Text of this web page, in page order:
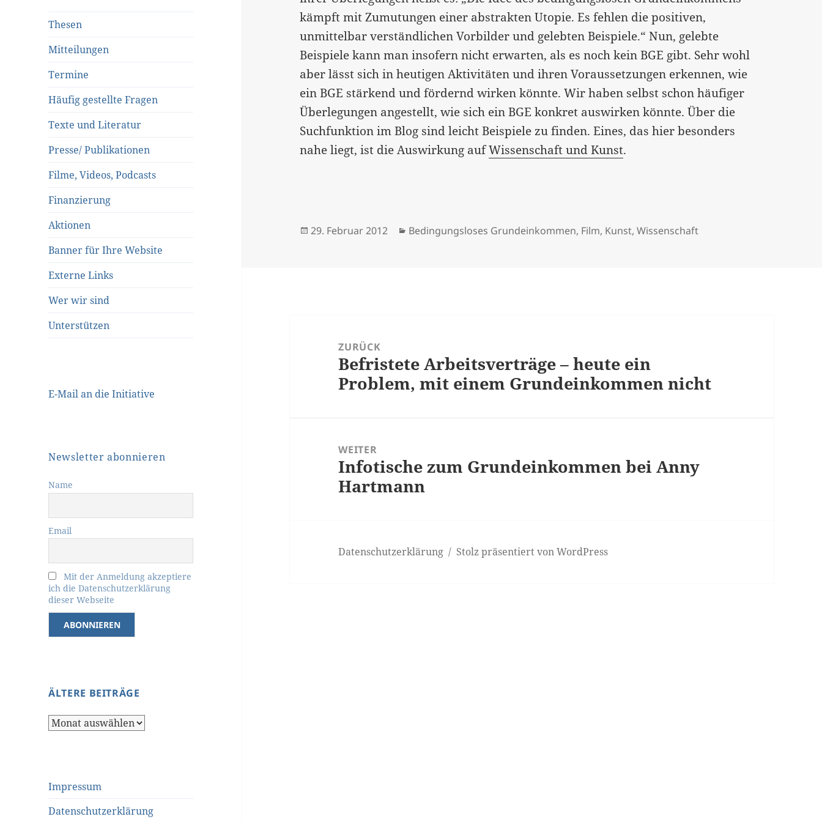
Thesen
Mitteilungen
Termine
Häufig gestellte Fragen
Texte und Literatur
Presse/ Publikationen
Filme, Videos, Podcasts
Finanzierung
Aktionen
Banner für Ihre Website
Externe Links
Wer wir sind
Unterstützen
E-Mail an die Initiative
Newsletter abonnieren
Name
Email
Mit der Anmeldung akzeptiere
ich die Datenschutzerklärung
dieser Webseite
ÄLTERE BEITRÄGE
Ältere
Impressum
Datenschutzerklärung
kämpft mit Zumutungen einer abstrakten Utopie. Es fehlen die positiven,
unmittelbar verständlichen Vorbilder und gelebten Beispiele.“ Nun, gelebte
Beispiele kann man insofern nicht erwarten, als es noch kein BGE gibt. Sehr wohl
aber lässt sich in heutigen Aktivitäten und ihren Voraussetzungen erkennen, wie
ein BGE stärkend und fördernd wirken könnte. Wir haben selbst schon häufiger
Überlegungen angestellt, wie sich ein BGE konkret auswirken könnte. Über die
Suchfunktion im Blog sind leicht Beispiele zu finden. Eines, das hier besonders
nahe liegt, ist die Auswirkung aufWissenschaft und Kunst.
Veröffentlicht
29. Februar 2012 Kategorien
Bedingungsloses Grundeinkommen, Film, Kunst,Wissenschaft
NavigationZURÜCK
Vorheriger
Beitrag:
Befristete Arbeitsverträge – heute ein
Problem, mit einem Grundeinkommen nicht
WEITER
Nächster
Beitrag:
Infotische zum Grundeinkommen bei Anny
Hartmann
Datenschutzerklärung Stolz präsentiert von WordPress